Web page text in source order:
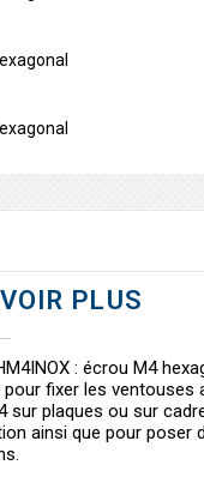
PLUS
: écrou M4
pour fixer les ventouses
sur plaques ou sur
ainsi que pour poser